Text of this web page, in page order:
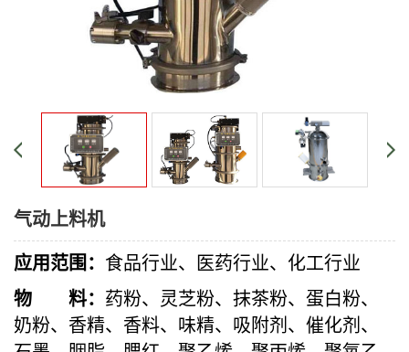
气动上料机
应用范围： 食品行业、医药行业、化工行业
物 料： 药粉、灵芝粉、抹茶粉、蛋白粉、
奶粉、香精、香料、味精、吸附剂、催化剂、